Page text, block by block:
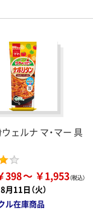
ェルナ マ・マー 具
398 ￥1,953
8月11日（火）
ル在庫商品